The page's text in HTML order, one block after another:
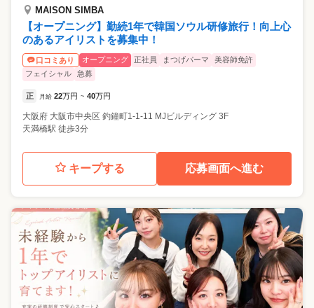
MAISON SIMBA
【オープニング】勤続1年で韓国ソウル研修旅行！向上心
のあるアイリストを募集中！
口コミあり オープニング 正社員 まつげパーマ
美容師免許
フェイシャル
急募
正 月給 22万円 ~ 40万円
大阪府 大阪市中央区 釣鐘町1-1-11 MJビルディング 3F
天満橋駅 徒歩3分
キープする 応募画面へ進む